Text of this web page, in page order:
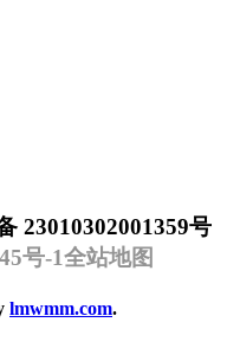
23010302001359号
号-1全站地图
lmwmm.com.